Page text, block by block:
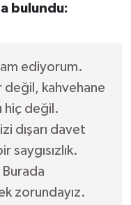
bulundu:
ediyorum.
değil, kahvehane
hiç değil.
dışarı davet
saygısızlık.
zorundayız.